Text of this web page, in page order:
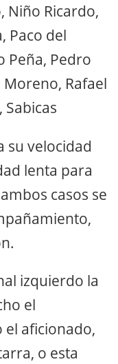
Niño Ricardo,
Paco del
Peña, Pedro
Moreno, Rafael
su velocidad
lenta para
casos se
izquierdo la
el
el aficionado,
o esta